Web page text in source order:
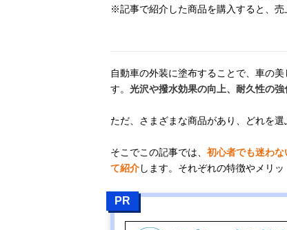
※記事で紹介した商品を購入すると、売
自動車の外装に塗布することで、車の
す。 光沢や撥水効果の向上、耐久性の強
ただ、さまざまな商品があり、どれを選
そこでこの記事では、 初心者でも迷わ
て紹介します。それぞれの特徴やメリッ
PR